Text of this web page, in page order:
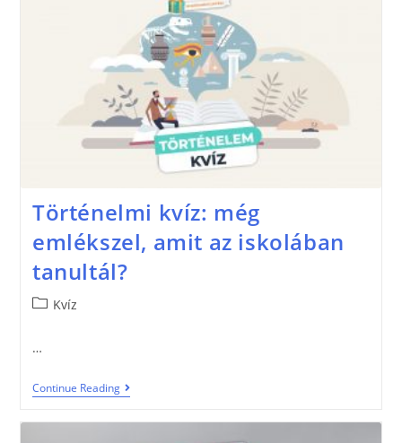
Történelmi kvíz: még
emlékszel, amit az iskolában
tanultál?
Kvíz
…
Continue Reading